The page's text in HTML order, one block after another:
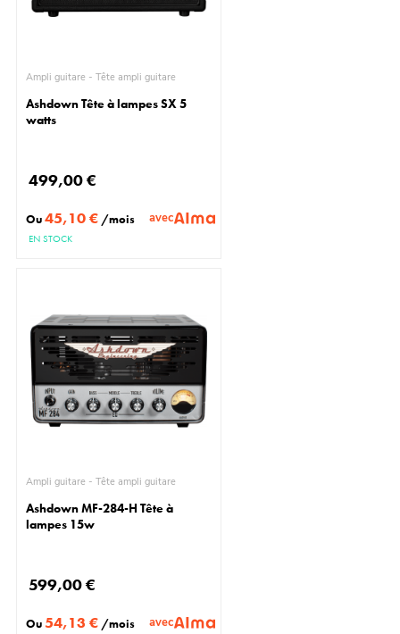
Ampli guitare - Tête ampli guitare
Ashdown Tête à lampes SX 5
watts
499,00 €
Ou45,10 € /mois avec
EN STOCK
Ampli guitare - Tête ampli guitare
Ashdown MF-284-H Tête à
lampes 15w
599,00 €
Ou54,13 € /mois avec